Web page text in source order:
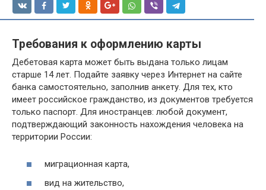
Требования к оформлению карты
Дебетовая карта может быть выдана только лицам
старше 14 лет. Подайте заявку через Интернет на сайте
банка самостоятельно, заполнив анкету. Для тех, кто
имеет российское гражданство, из документов требуется
только паспорт. Для иностранцев: любой документ,
подтверждающий законность нахождения человека на
территории России:
миграционная карта,
вид на жительство,